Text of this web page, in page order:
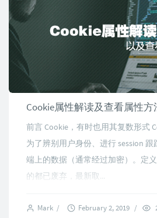
Cookie属性解读及查看属性方
前言 Cookie，有时也用其复数形式
为了辨别用户身份、进行 session
端上的数据（通常经过加密）。定义
的都已废弃，最新取...
Mark / February 2, 2019 /